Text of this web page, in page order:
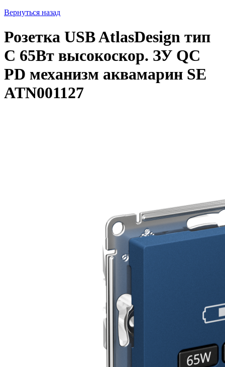
Вернуться назад
Розетка USB AtlasDesign тип
C 65Вт высокоскор. ЗУ QC
PD механизм аквамарин SE
ATN001127